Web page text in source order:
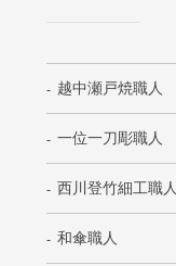
越中瀬戸焼職人
一位一刀彫職人
西川登竹細工職人
和傘職人